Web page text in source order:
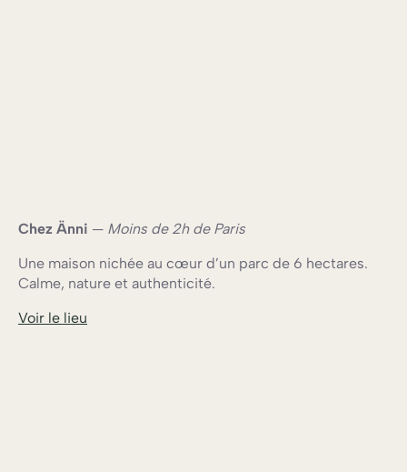
Chez Änni — Moins de 2h de Paris
Une maison nichée au cœur d’un parc de 6 hectares.
Calme, nature et authenticité.
Voir le lieu